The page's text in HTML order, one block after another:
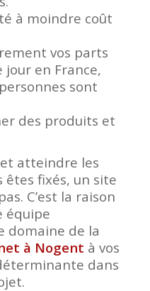
à moindre coût
vos parts
jour en France,
sont
des produits et
atteindre les
êtes fixés, un site
C’est la raison
équipe
domaine de la
à Nogent à vos
dans